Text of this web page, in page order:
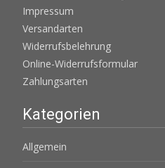
Impressum
Versandarten
Widerrufsbelehrung
Online-Widerrufsformular
Zahlungsarten
Kategorien
Allgemein